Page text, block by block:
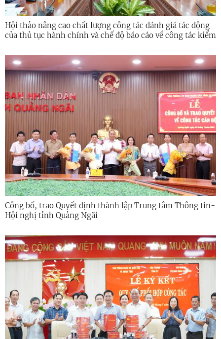
Hội thảo nâng cao chất lượng công tác đánh giá tác động
của thủ tục hành chính và chế độ báo cáo về công tác kiểm
Công bố, trao Quyết định thành lập Trung tâm Thông tin-
Hội nghị tỉnh Quảng Ngãi